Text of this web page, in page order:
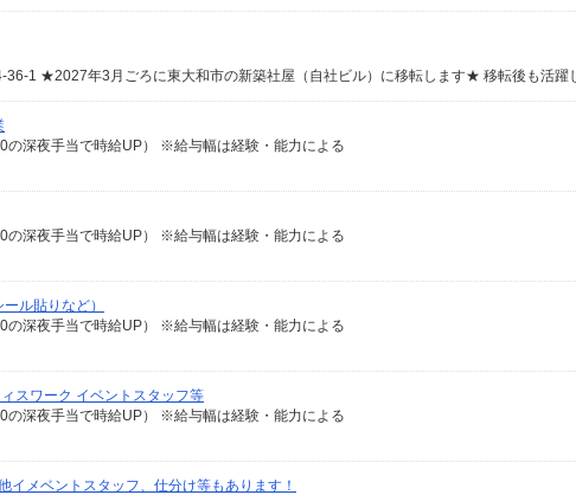
深夜手当で時給UP） ※給与幅は経験・能力による
深夜手当で時給UP） ※給与幅は経験・能力による
ル貼りなど）
深夜手当で時給UP） ※給与幅は経験・能力による
スワーク イベントスタッフ等
深夜手当で時給UP） ※給与幅は経験・能力による
イメベントスタッフ、仕分け等もあります！